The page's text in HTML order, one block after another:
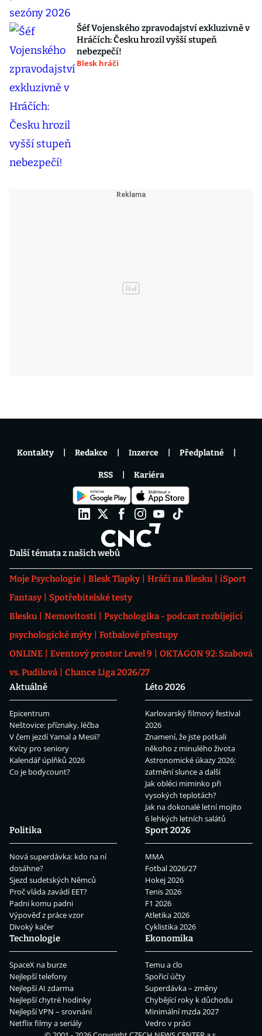
Šéf Vojenského zpravodajství exkluzivně v
Hráčích: Česku hrozil vyšší stupeň
nebezpečí!
Blesk hráči
Další témata z našich webů
Moje Psychologie Blesk Tlapky Hráči na Blesku
iSport
Fantasy
Spotřebitelské testy
Blesku
Nemovitosti
Psychologika - podcast rozbíjející
psychologické mýty
Fotbalové přestupy
ONLINE
Eventový prostor Level 9
OKTAGON 92: Szabová
vs. Pudilová
Chance Liga 2026/27
Aktuálně
Epicentrum
Neštovice: příznaky, léčba
V čem jezdí Yamal a Mesii?
Kvízy pro seniory
Kalendář úplňků 2026
Co je bodycount?
Léto 2026
Karlovarský filmový festival
2026
Znamení, že jste potkali
někoho z minulého života
Astronomické úkazy 2026:
zatmění slunce a další
Jak obléci miminko při
vysokých teplotách?
Jak na dokonalé letní mojito
6 lehkých letních salátů
Politika
Nová superdávka: kdo na ní
dosáhne?
Sjezd sudetských Němců
Proč vláda zavádí EET?
Padni komu padni
Výpověď z práce vzor
Divoký kačer
Sport 2026
MMA
Fotbal 2026/27
Hokej 2026
Tenis 2026
F1 2026
Atletika 2026
Cyklistika 2026
Technologie
SpaceX na burze
Nejlepší telefony
Nejlepší AI zdarma
Nejlepší chytré hodinky
Nejlepší VPN – srovnání
Netflix filmy a seriály
Ekonomika
Temu a clo
Spořicí účty
Superdávka – změny
Chybějící roky k důchodu
Minimální mzda 2027
Vedro v práci
Kontakty Redakce Inzerce Předplatné
RSS Kariéra